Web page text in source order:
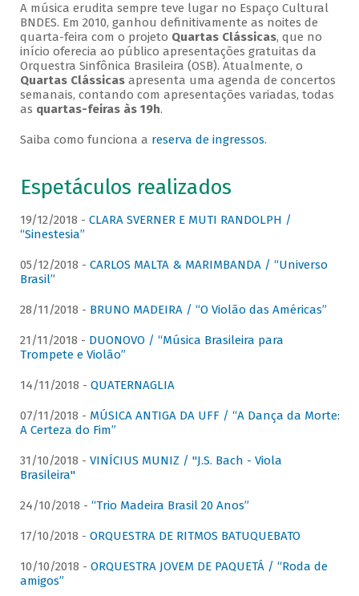
A música erudita sempre teve lugar no Espaço Cultural
BNDES. Em 2010, ganhou definitivamente as noites de
quarta-feira com o projeto Quartas Clássicas, que no
início oferecia ao público apresentações gratuitas da
Orquestra Sinfônica Brasileira (OSB). Atualmente, o
Quartas Clássicasapresenta uma agenda de concertos
semanais, contando com apresentações variadas, todas
as quartas-feiras às 19h.
Saiba como funciona a reserva de ingressos.
Espetáculos realizados
19/12/2018 - CLARA SVERNER E MUTI RANDOLPH /
“Sinestesia”
05/12/2018 - CARLOS MALTA & MARIMBANDA / “Universo
Brasil”
28/11/2018 - BRUNO MADEIRA / “O Violão das Américas”
21/11/2018 - DUONOVO / “Música Brasileira para
Trompete e Violão”
14/11/2018 - QUATERNAGLIA
07/11/2018 - MÚSICA ANTIGA DA UFF / “A Dança da Morte:
A Certeza do Fim”
31/10/2018 - VINÍCIUS MUNIZ / "J.S. Bach - Viola
Brasileira"
24/10/2018 - “Trio Madeira Brasil 20 Anos”
17/10/2018 - ORQUESTRA DE RITMOS BATUQUEBATO
10/10/2018 - ORQUESTRA JOVEM DE PAQUETÁ / “Roda de
amigos”